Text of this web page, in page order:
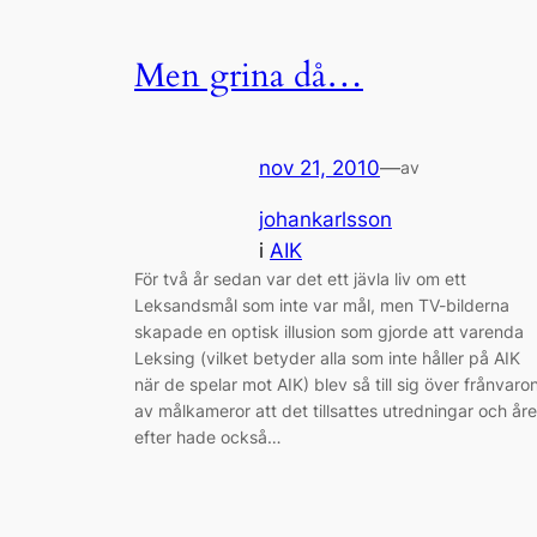
Men grina då…
nov 21, 2010—av
johankarlsson
i AIK
För två år sedan var det ett jävla liv om ett
Leksandsmål som inte var mål, men TV-bilderna
skapade en optisk illusion som gjorde att varenda
Leksing (vilket betyder alla som inte håller på AIK
när de spelar mot AIK) blev så till sig över
av målkameror att det tillsattes utredningar och
efter hade också…